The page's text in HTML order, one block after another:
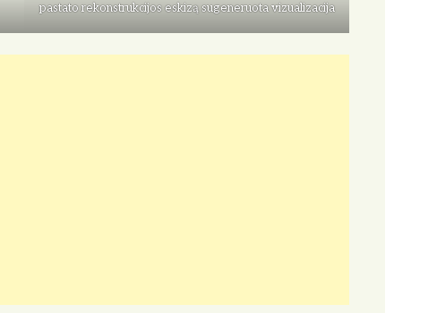
pastato rekonstrukcijos eskizą sugeneruota vizualizacija